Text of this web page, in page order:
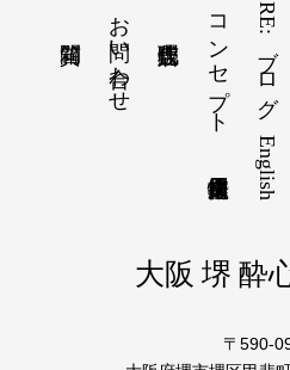
RE:ブログ
コンセプト
お問い合わせ
English
大阪 堺 酔
〒590-